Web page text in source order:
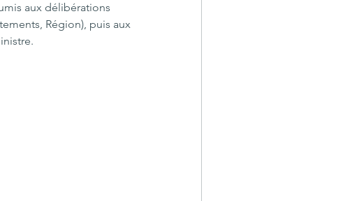
aux délibérations
Région), puis aux